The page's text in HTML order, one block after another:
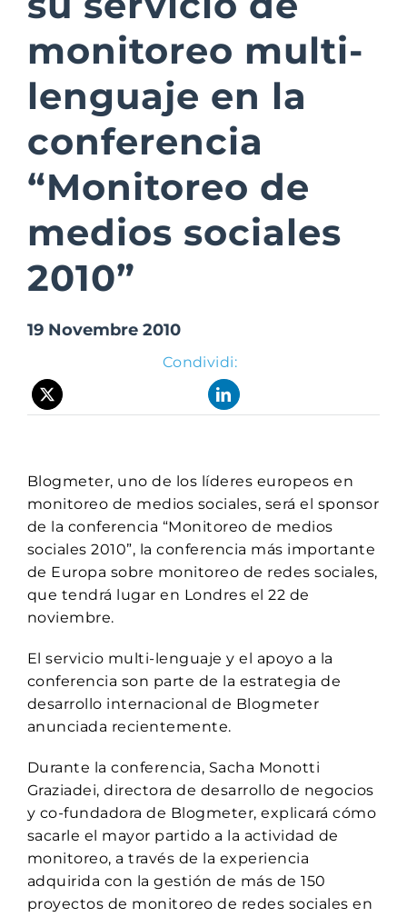
Suite Login
monitoreo multi-
lenguaje en la
conferencia
“Monitoreo de
medios sociales
2010”
19 Novembre 2010
Condividi:
Blogmeter, uno de los líderes europeos en
monitoreo de medios sociales, será el sponsor
de la conferencia “Monitoreo de medios
sociales 2010”, la conferencia más importante
de Europa sobre monitoreo de redes sociales,
que tendrá lugar en Londres el 22 de
noviembre.
El servicio multi-lenguaje y el apoyo a la
conferencia son parte de la estrategia de
desarrollo internacional de Blogmeter
anunciada recientemente.
Durante la conferencia, Sacha Monotti
Graziadei, directora de desarrollo de negocios
y co-fundadora de Blogmeter, explicará cómo
sacarle el mayor partido a la actividad de
monitoreo, a través de la experiencia
adquirida con la gestión de más de 150
proyectos de monitoreo de redes sociales en